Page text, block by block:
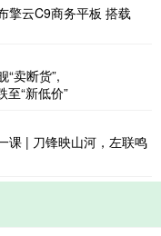
擎云C9商务平板 搭载
“卖断货”,
至“新低价”
课 | 刀锋映山河，左联鸣